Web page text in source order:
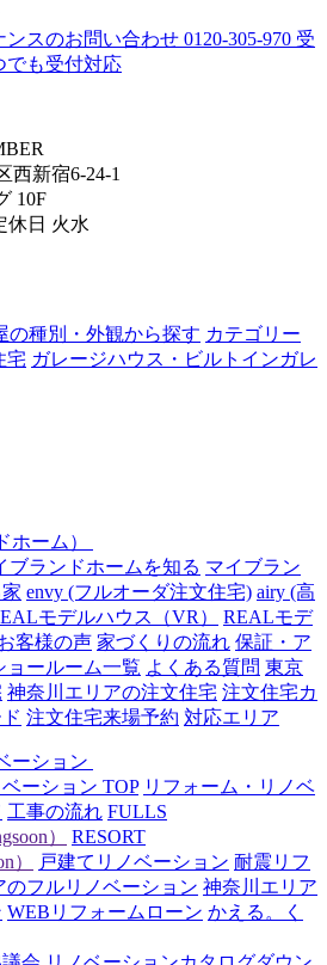
ンスのお問い合わせ 0120-305-970 受
でも受付対応
西新宿6-24-1
10F
休日 火水
の種別・外観から探す カテゴリー
宅 ガレージハウス・ビルトインガレ
ホーム）
ブランドホームを知る マイブラン
envy (フルオーダ注文住宅) airy (高
モデルハウス（VR）
REALモデ
客様の声 家づくりの流れ 保証・ア
ョールーム一覧 よくある質問 東京
神奈川エリアの注文住宅 注文住宅カ
注文住宅来場予約 対応エリア
ーション
ーション TOP リフォーム・リノベ
工事の流れ FULLS
）
RESORT
）
戸建てリノベーション 耐震リフ
のフルリノベーション 神奈川エリア
WEBリフォームローン かえる。く